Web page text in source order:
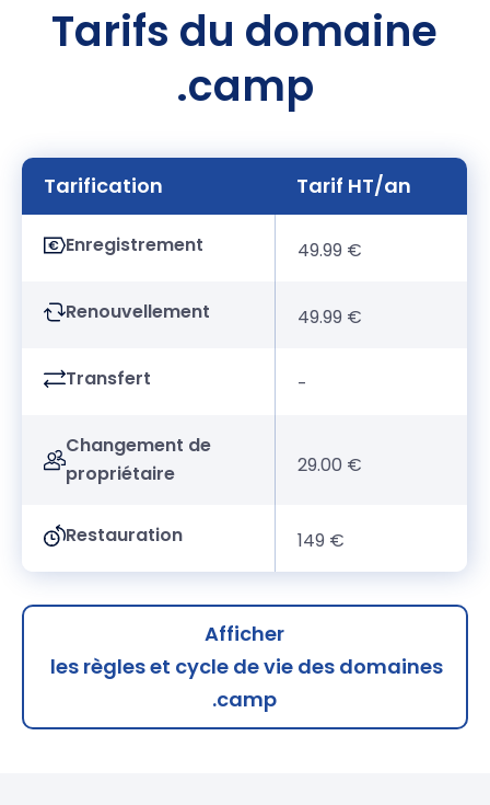
Tarifs du domaine
.camp
Tarification Tarif HT/an
Enregistrement 49.99 €
Renouvellement 49.99 €
Transfert -
Changement de
propriétaire
29.00 €
Restauration 149 €
Afficher
les règles et cycle de vie des domaines
.camp